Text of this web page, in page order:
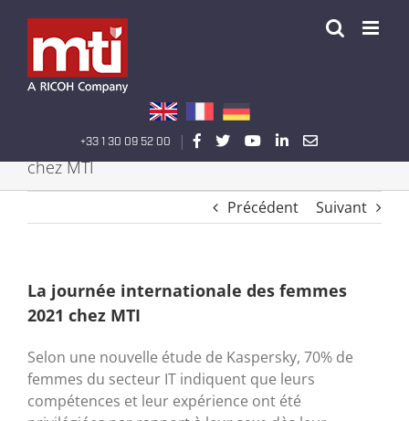
contenu
+33 1 30 09 52 00 |
La journée internationale des femmes 2021
chez MTI
Précédent Suivant
La journée internationale des femmes
2021 chez MTI
Selon une nouvelle étude de Kaspersky, 70% de
femmes du secteur IT indiquent que leurs
compétences et leur expérience ont été